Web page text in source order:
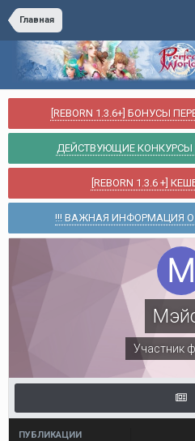
Главная
[REBORN 1.3.6+] БОНУСЫ
ДЕЙСТВУЮЩИЕ КОНКУРСЫ
[REBORN 1.3.6 +]
!!! ВАЖНАЯ ИНФОРМАЦИЯ О
Участник
ПУБЛИКАЦИИ